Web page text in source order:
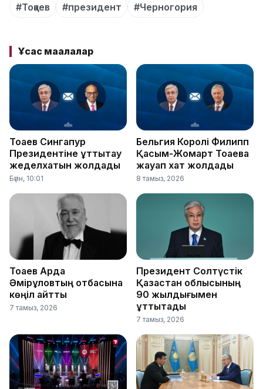
#Тоқаев #президент #Черногория
Ұқсас мақалалар
Тоқаев Сингапур
Президентіне құттықтау
жеделхатын жолдады
Бүгін, 10:01
Бельгия Королі Филипп
Қасым-Жомарт Тоқаевқа
жауап хат жолдады
8 тамыз, 2026
Тоқаев Ардақ
Әмірқұловтың отбасына
көңіл айтты
7 тамыз, 2026
Президент Солтүстік
Қазақстан облысының
90 жылдығымен
құттықтады
7 тамыз, 2026